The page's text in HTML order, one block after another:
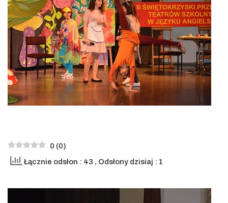
0 (0)
Łącznie odsłon : 43 , Odsłony dzisiaj : 1